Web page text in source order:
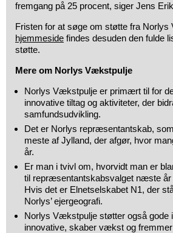
fremgang på 25 procent, siger Jens
Fristen for at søge om støtte fra
hjemmeside findes desuden den fulde
støtte.
Mere om Norlys Vækstpulje
Norlys Vækstpulje er primært til for
innovative tiltag og aktiviteter, der
samfundsudvikling.
Det er Norlys repræsentantskab,
meste af Jylland, der afgør, hvor
år.
Er man i tvivl om, hvorvidt man er
til repræsentantskabsvalget næste
Hvis det er Elnetselskabet N1, der
Norlys’ ejergeografi.
Norlys Vækstpulje støtter også gode
innovative, skaber vækst og